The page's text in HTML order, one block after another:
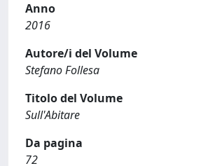
Anno
2016
Autore/i del Volume
Stefano Follesa
Titolo del Volume
Sull'Abitare
Da pagina
72